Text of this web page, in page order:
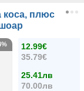
коса, плюс
12.99€
35.79€
25.41лв
70.00лв